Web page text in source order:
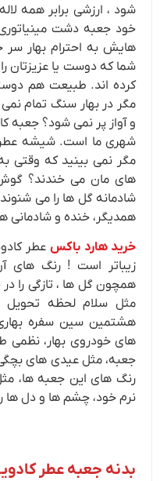
شود ، ارزشی برابر همه
خود جعبه دشت
هایش به احترام بهار سر
شما که دوست یا عزیزتان
کرده اند. طبیعت هم
مگر در بهار سنگ تمام
و آواز پر نمی شود؟
شهری ما است. شیشه
مگر نمی بینید که وقتی
های مان می خندند؟
شادمانه گل ها را می
همدیگر، خنده و شادمانی
خرید هارد باکسعطر
زیباتر است ! رنگ های
همچون گل ها ، تازگی را
مثل سلام لحظه
هشتمین سین سفره
های خودروی بهار، نظمی
جعبه، مثل عیدی های
رنگ های این جعبه ها،
نرم خود، چشم ها و دل ها
بدنه جعبه عطر